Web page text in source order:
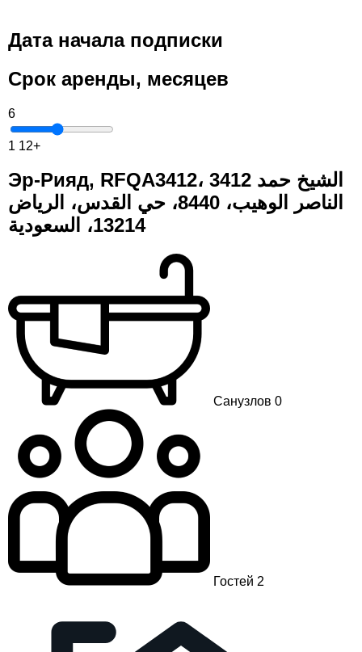
Дата начала подписки
Срок аренды, месяцев
6
1 12+
Эр-Рияд, RFQA3412، 3412 الشيخ حمد
الناصر الوهيب، 8440، حي القدس، الرياض
13214، السعودية
Санузлов 0
Гостей 2